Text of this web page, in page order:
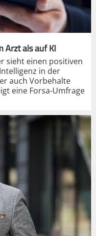
Arzt als auf KI
sieht einen positiven
in der
auch Vorbehalte
eine Forsa-Umfrage